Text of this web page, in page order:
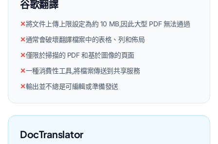
谷歌翻譯
✕將文件上傳上限設定為約 10 MB,因此大型 PDF 無法通過
✕通常會破壞翻譯檔案中的表格、列和佈局
✕僅限於掃描的 PDF 和基於圖像的頁面
✕一種消費性工具,將檔案傳送到共享服務
✕輸出並不總是可編輯或準備發送
DocTranslator